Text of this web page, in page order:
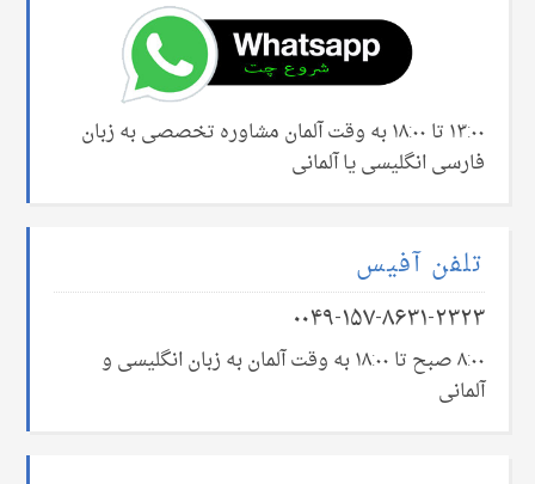
۱۳:۰۰ تا ۱۸:۰۰ به وقت آلمان مشاوره تخصصی به زبان
فارسی انگلیسی یا آلمانی
تلفن آفیس
۰۰۴۹-۱۵۷-۸۶۳۱-۲۳۲۳
۸:۰۰ صبح تا ۱۸:۰۰ به وقت آلمان به زبان انگلیسی و
آلمانی